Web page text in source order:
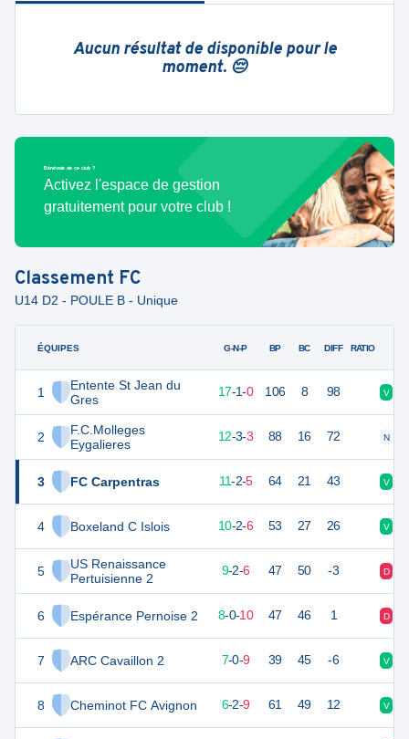
Aucun résultat de disponible pour le
moment. 😔
Bénévole de ce club ?
Activez l'espace de gestion
gratuitement pour votre club !
Classement FC
U14 D2 - POULE B - Unique
ÉQUIPES
1
Entente St Jean du
Gres
2
F.C.Molleges
Eygalieres
3 FC Carpentras
4 Boxeland C Islois
5
US Renaissance
Pertuisienne 2
6 Espérance Pernoise 2
7 ARC Cavaillon 2
8 Cheminot FC Avignon
G-N-P BP BC DIFF RATIO
52 17-1-0 106 8 98 V
12-3-3 88 16 72 N
11-2-5 64 21 43 V
32 10-2-6 53 27 26 V
28 9-2-6 47 50 -3 D
24 18 8-0-10 47 46 1 D
19 7-0-9 39 45 -6 V
19 18 6-2-9 61 49 12 V